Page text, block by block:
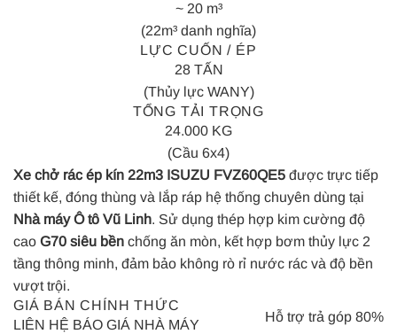
~ 20 m³
(22m³ danh nghĩa)
LỰC CUỐN / ÉP
28 TẤN
(Thủy lực WANY)
TỔNG TẢI TRỌNG
24.000 KG
(Cầu 6x4)
Xe chở rác ép kín 22m3 ISUZU FVZ60QE5 được trực tiếp
thiết kế, đóng thùng và lắp ráp hệ thống chuyên dùng tại
Nhà máy Ô tô Vũ Linh. Sử dụng thép hợp kim cường độ
cao G70 siêu bền chống ăn mòn, kết hợp bơm thủy lực 2
tầng thông minh, đảm bảo không rò rỉ nước rác và độ bền
vượt trội.
GIÁ BÁN CHÍNH THỨC
LIÊN HỆ BÁO GIÁ NHÀ MÁY
Hỗ trợ trả góp 80%